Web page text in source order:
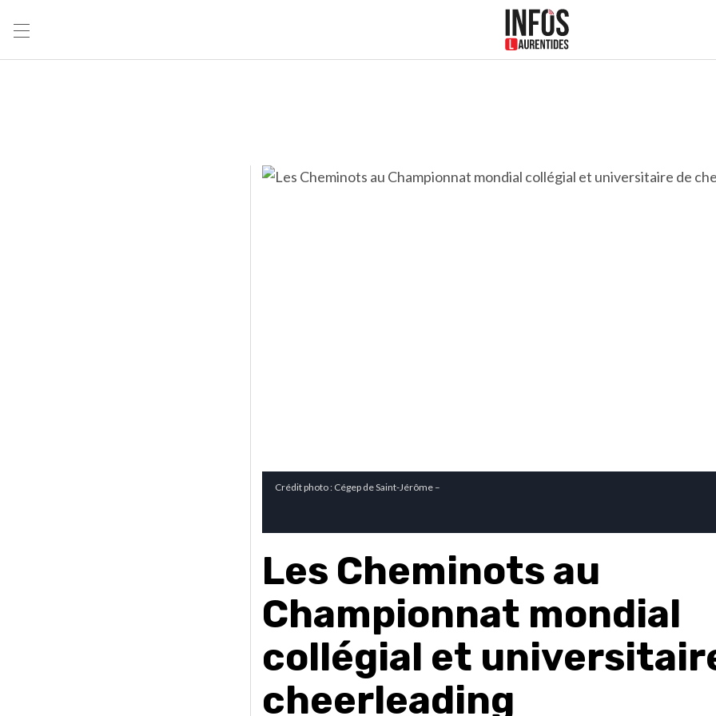
Crédit photo : Cégep de Saint-Jérôme –
Les Cheminots au
Championnat mondial
collégial et
cheerleading